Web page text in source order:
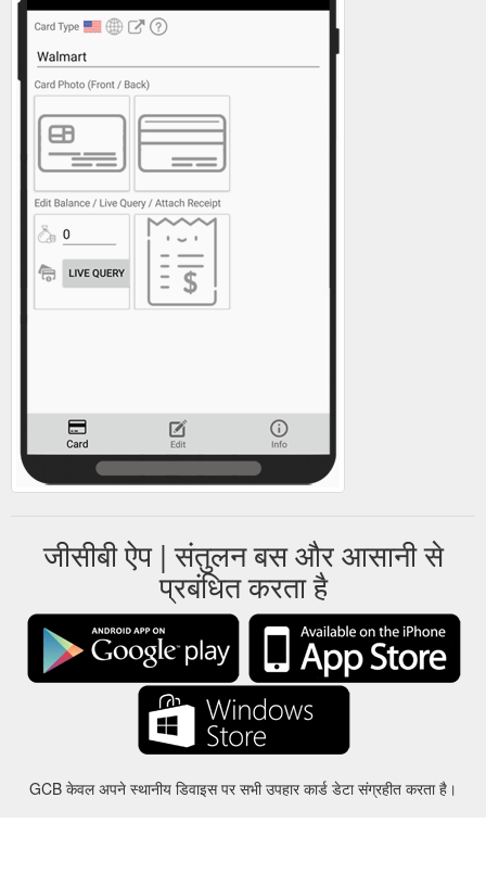
जीसीबी ऐप | संतुलन बस और आसानी से
प्रबंधित करता है
GCB केवल अपने स्थानीय डिवाइस पर सभी उपहार कार्ड डेटा संग्रहीत करता है।